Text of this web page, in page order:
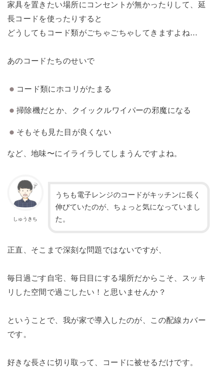
家具を置きたい場所にコンセントが無かったりして、延
長コードを使ったりすると
どうしてもコード類がごちゃごちゃしてきますよね…
あのコードたちのせいで
コード類にホコリがたまる
掃除機だとか、クイックルワイパーの邪魔になる
そもそも見た目が良くない
など、地味〜にイライラしてしまうんですよね。
しゅうきち
うちも電子レンジのコードがキッチンに長く
伸びていたのが、ちょっと気になっていまし
た。
正直、そこまで深刻な問題ではないですが、
毎日過ごす自宅、毎日目にする場所だからこそ、スッキ
リした空間で過ごしたい！と思いませんか？
ということで、我が家で導入したのが、この配線カバー
です。
好きな長さに切り取って、コードに被せるだけです。